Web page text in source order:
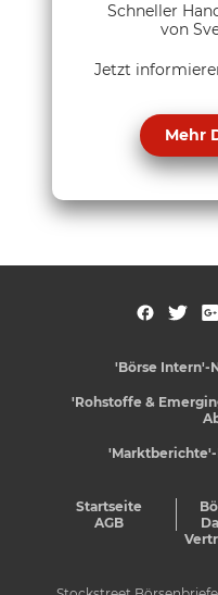
Schneller
von
Jetzt
Mehr
'Börse Intern'-
'Rohstoffe &
Startseite
AGB